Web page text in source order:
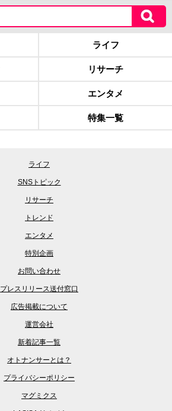
ライフ
リサーチ
エンタメ
特集一覧
ライフ
SNSトピック
リサーチ
トレンド
エンタメ
特別企画
お問い合わせ
プレスリリース送付窓口
広告掲載について
運営会社
新着記事一覧
オトナンサーとは？
プライバシーポリシー
マグミクス